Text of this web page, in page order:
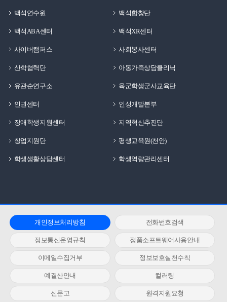
백석연수원 백석합창단
백석ABA센터 백석XR센터
사이버캠퍼스 사회봉사센터
산학협력단 아동가족상담클리닉
유관순연구소 육군학생군사교육단
인권센터 인성개발본부
장애학생지원센터 지역혁신추진단
창업지원단 평생교육원(천안)
학생생활상담센터 학생역량관리센터
개인정보처리방침 전화번호검색
정보통신운영규칙 정품소프트웨어사용안내
이메일수집거부 정보보호실천수칙
예결산안내 컬러링
신문고 원격지원요청